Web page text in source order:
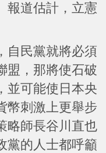
報道估計，立憲
自民黨就將必須
盟，那將使石破
並可能使日本央
幣刺激上更舉步
略師長谷川直也
黨的人士都呼籲